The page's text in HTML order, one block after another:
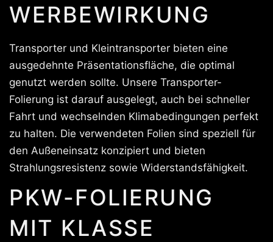
WERBEWIRKUNG
Transporter und Kleintransporter bieten eine
ausgedehnte Präsentationsfläche, die optimal
genutzt werden sollte. Unsere Transporter-
Folierung ist darauf ausgelegt, auch bei schneller
Fahrt und wechselnden Klimabedingungen perfekt
zu halten. Die verwendeten Folien sind speziell für
den Außeneinsatz konzipiert und bieten
Strahlungsresistenz sowie Widerstandsfähigkeit.
PKW-FOLIERUNG
MIT KLASSE